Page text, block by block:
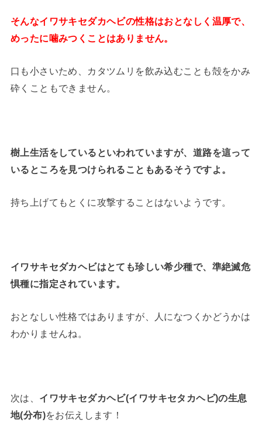
そんなイワサキセダカヘビの性格はおとなしく温厚で、
めったに噛みつくことはありません。
口も小さいため、カタツムリを飲み込むことも殻をかみ
砕くこともできません。
樹上生活をしているといわれていますが、道路を這って
いるところを見つけられることもあるそうですよ。
持ち上げてもとくに攻撃することはないようです。
イワサキセダカヘビはとても珍しい希少種で、準絶滅危
惧種に指定されています。
おとなしい性格ではありますが、人になつくかどうかは
わかりませんね。
次は、 イワサキセダカヘビ(イワサキセタカヘビ)の生息
地(分布)をお伝えします！